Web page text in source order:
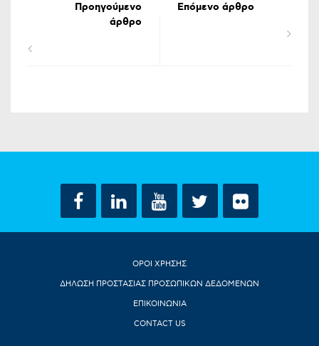
Προηγούμενο
άρθρο
Επόμενο άρθρο
ΟΡΟΙ ΧΡΗΣΗΣ
ΔΗΛΩΣΗ ΠΡΟΣΤΑΣΙΑΣ ΠΡΟΣΩΠΙΚΩΝ ΔΕΔΟΜΕΝΩΝ
ΕΠΙΚΟΙΝΩΝΙΑ
CONTACT US